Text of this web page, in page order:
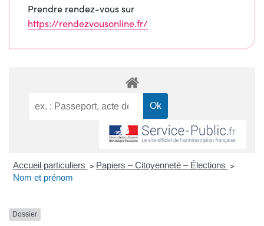
Prendre rendez-vous sur
https://rendezvousonline.fr/
Accueil particuliers > Papiers – Citoyenneté – Élections >
Nom et prénom
Dossier